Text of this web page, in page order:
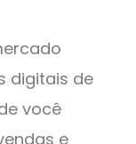
digitais de
você
e